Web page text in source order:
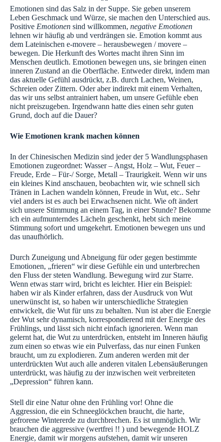
Emotionen sind das Salz in der Suppe. Sie geben unserem
Leben Geschmack und Würze, sie machen den Unterschied aus.
Positive Emotionen sind willkommen, negative Emotionen
lehnen wir häufig ab und verdrängen sie. Emotion kommt aus
dem Lateinischen e-movere – herausbewegen / movere –
bewegen. Die Herkunft des Wortes macht ihren Sinn im
Menschen deutlich. Emotionen bewegen uns, sie bringen einen
inneren Zustand an die Oberfläche. Entweder direkt, indem man
das aktuelle Gefühl ausdrückt, z.B. durch Lachen, Weinen,
Schreien oder Zittern. Oder aber indirekt mit einem Verhalten,
das wir uns selbst antrainiert haben, um unsere Gefühle eben
nicht preiszugeben. Irgendwann hatte dies einen sehr guten
Grund, doch auf die Dauer?
Wie Emotionen krank machen können
In der Chinesischen Medizin sind jeder der 5 Wandlungsphasen
Emotionen zugeordnet: Wasser – Angst, Holz – Wut, Feuer –
Freude, Erde – Für-/ Sorge, Metall – Traurigkeit. Wenn wir uns
ein kleines Kind anschauen, beobachten wir, wie schnell sich
Tränen in Lachen wandeln können, Freude in Wut, etc.. Sehr
viel anders ist es auch bei Erwachsenen nicht. Wie oft ändert
sich unsere Stimmung an einem Tag, in einer Stunde? Bekomme
ich ein aufmunterndes Lächeln geschenkt, hebt sich meine
Stimmung sofort und umgekehrt. Emotionen bewegen uns und
das unaufhörlich.
Durch Zuneigung und Abneigung für oder gegen bestimmte
Emotionen, „frieren“ wir diese Gefühle ein und unterbrechen
den Fluss der steten Wandlung. Bewegung wird zur Starre.
Wenn etwas starr wird, bricht es leichter. Hier ein Beispiel:
haben wir als Kinder erfahren, dass der Ausdruck von Wut
unerwünscht ist, so haben wir unterschiedliche Strategien
entwickelt, die Wut für uns zu behalten. Nun ist aber die Energie
der Wut sehr dynamisch, korrespondierend mit der Energie des
Frühlings, und lässt sich nicht einfach ignorieren. Wenn man
gelernt hat, die Wut zu unterdrücken, entsteht im Inneren häufig
zum einen so etwas wie ein Pulverfass, das nur einen Funken
braucht, um zu explodieren. Zum anderen werden mit der
unterdrückten Wut auch alle anderen vitalen Lebensäußerungen
unterdrückt, was häufig zu der inzwischen weit verbreiteten
„Depression“ führen kann.
Stell dir eine Natur ohne den Frühling vor! Ohne die
Aggression, die ein Schneeglöckchen braucht, die harte,
gefrorene Wintererde zu durchbrechen. Es ist unmöglich. Wir
brauchen die aggressive (wertfrei !! ) und bewegende HOLZ
Energie, damit wir morgens aufstehen, damit wir unseren